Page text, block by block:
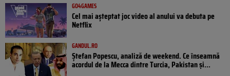
GO4GAMES
Cel mai așteptat joc video al anului va debuta pe
Netflix
GANDUL.RO
Ștefan Popescu, analiză de weekend. Ce înseamnă
acordul de la Mecca dintre Turcia, Pakistan şi...